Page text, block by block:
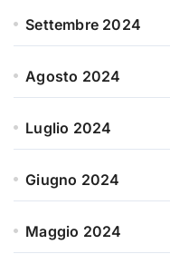
Settembre 2024
Agosto 2024
Luglio 2024
Giugno 2024
Maggio 2024